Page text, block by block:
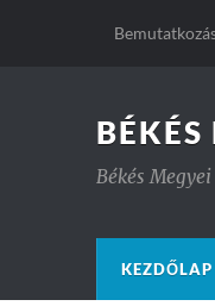
BÉKÉS
Békés
KEZDŐLAP